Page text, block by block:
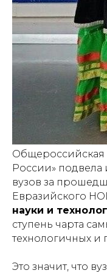
Общероссийская
России» подвела
вузов за
Евразийского
науки и
ступень чарта
технологичных и
Это значит, что